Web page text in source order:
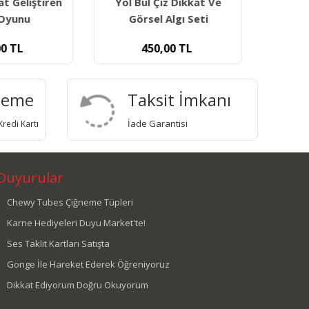
Algı Seti
TL
Konsantrasyon Oyunu
150,00TL
Kartı
Taksit İmkanı
İade Garantisi
Chewy Tubes Çiğneme Tüpleri
Karne Hediyeleri Duyu Market'te!
Ses Taklit Kartları Satışta
Gonge İle Hareket Ederek Öğreniyoruz
Dikkat Ediyorum Doğru Okuyorum